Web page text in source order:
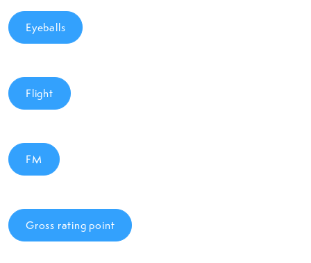
Eyeballs
Flight
FM
Gross rating point